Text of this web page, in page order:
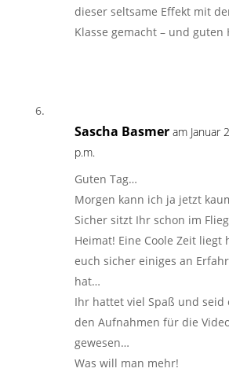
dieser seltsame Effekt mit
Klasse gemacht – und guten
Sascha Basmer am Januar
p.m.
Guten Tag…
Morgen kann ich ja jetzt
Sicher sitzt Ihr schon im
Heimat! Eine Coole Zeit liegt
euch sicher einiges an
hat…
Ihr hattet viel Spaß und seid
den Aufnahmen für die
gewesen…
Was will man mehr!